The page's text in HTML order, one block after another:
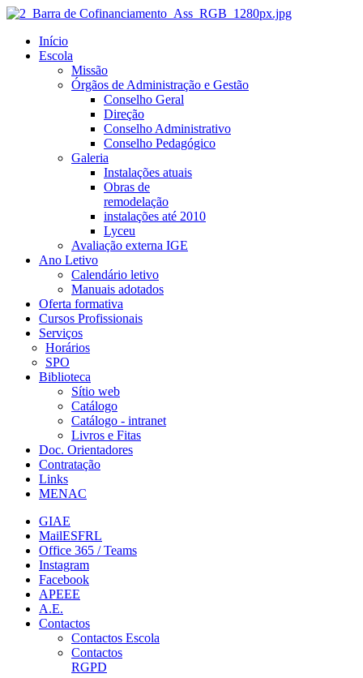
Início
Escola
Missão
Órgãos de Administração e Gestão
Conselho Geral
Direção
Conselho Administrativo
Conselho Pedagógico
Galeria
Instalações atuais
Obras de
remodelação
instalações até 2010
Lyceu
Avaliação externa IGE
Ano Letivo
Calendário letivo
Manuais adotados
Oferta formativa
Cursos Profissionais
Serviços
Horários
SPO
Biblioteca
Sítio web
Catálogo
Catálogo - intranet
Livros e Fitas
Doc. Orientadores
Contratação
Links
MENAC
GIAE
MailESFRL
Office 365 / Teams
Instagram
Facebook
APEEE
A.E.
Contactos
Contactos Escola
Contactos
RGPD